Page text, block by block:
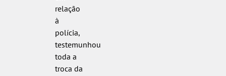
relação
à
polícia,
testemunhou
toda a
troca da